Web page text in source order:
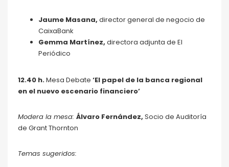
Jaume Masana, director general de negocio de
CaixaBank
Gemma Martínez, directora adjunta de El
Periódico
12.40 h.Mesa Debate ‘El papel de la banca regional
en el nuevo escenario financiero’
Modera la mesa: Álvaro Fernández, Socio de Auditoría
de Grant Thornton
Temas sugeridos: